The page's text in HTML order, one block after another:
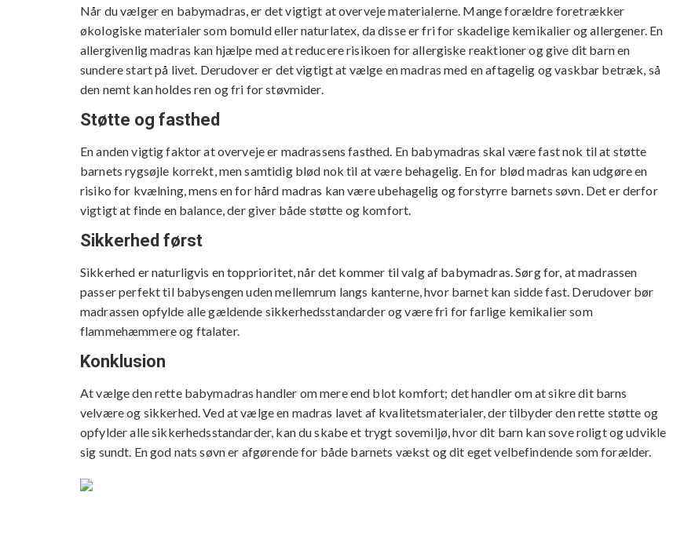
Når du vælger en babymadras, er det vigtigt at overveje materialerne. Mange forældre foretrækker
økologiske materialer som bomuld eller naturlatex, da disse er fri for skadelige kemikalier og allergener. En
allergivenlig madras kan hjælpe med at reducere risikoen for allergiske reaktioner og give dit barn en
sundere start på livet. Derudover er det vigtigt at vælge en madras med en aftagelig og vaskbar betræk, så
den nemt kan holdes ren og fri for støvmider.
Støtte og fasthed
En anden vigtig faktor at overveje er madrassens fasthed. En babymadras skal være fast nok til at støtte
barnets rygsøjle korrekt, men samtidig blød nok til at være behagelig. En for blød madras kan udgøre en
risiko for kvælning, mens en for hård madras kan være ubehagelig og forstyrre barnets søvn. Det er derfor
vigtigt at finde en balance, der giver både støtte og komfort.
Sikkerhed først
Sikkerhed er naturligvis en topprioritet, når det kommer til valg af babymadras. Sørg for, at madrassen
passer perfekt til babysengen uden mellemrum langs kanterne, hvor barnet kan sidde fast. Derudover bør
madrassen opfylde alle gældende sikkerhedsstandarder og være fri for farlige kemikalier som
flammehæmmere og ftalater.
Konklusion
At vælge den rette babymadras handler om mere end blot komfort; det handler om at sikre dit barns
velvære og sikkerhed. Ved at vælge en madras lavet af kvalitetsmaterialer, der tilbyder den rette støtte og
opfylder alle sikkerhedsstandarder, kan du skabe et trygt sovemiljø, hvor dit barn kan sove roligt og udvikle
sig sundt. En god nats søvn er afgørende for både barnets vækst og dit eget velbefindende som forælder.